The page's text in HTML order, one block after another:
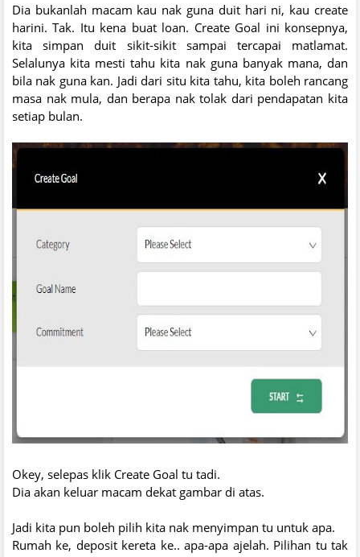
Dia bukanlah macam kau nak guna duit hari ni, kau create
harini. Tak. Itu kena buat loan. Create Goal ini konsepnya,
kita simpan duit sikit-sikit sampai tercapai matlamat.
Selalunya kita mesti tahu kita nak guna banyak mana, dan
bila nak guna kan. Jadi dari situ kita tahu, kita boleh rancang
masa nak mula, dan berapa nak tolak dari pendapatan kita
setiap bulan.
Okey, selepas klik Create Goal tu tadi.
Dia akan keluar macam dekat gambar di atas.
Jadi kita pun boleh pilih kita nak menyimpan tu untuk apa.
Rumah ke, deposit kereta ke.. apa-apa ajelah. Pilihan tu tak